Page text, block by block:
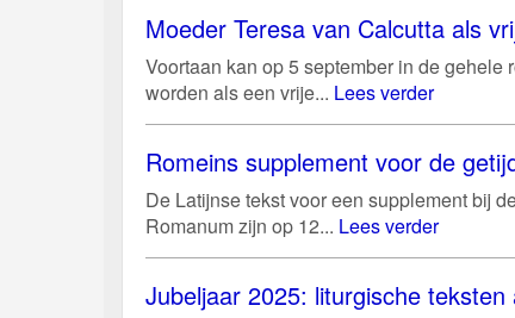
Moeder Teresa van Calcutta als
Voortaan kan op 5 september in de
worden als een vrije... Lees verder
Romeins supplement voor de
De Latijnse tekst voor een supplement bij
Romanum zijn op 12... Lees verder
Jubeljaar 2025: liturgische